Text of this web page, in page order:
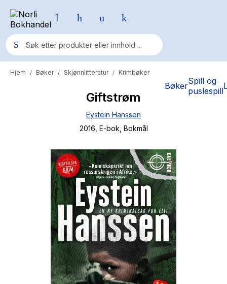
BøkerSpill og
puslespill
Populære søk
Fury Bound - Sable Sorensen
Yesteryear
Elizabeth Strout
Hypopressiv trening
The Housemaid
Hjem / Bøker / Skjønnlitteratur / Krimbøker
Giftstrøm
Eystein Hanssen
2016 , E-bok , Bokmål